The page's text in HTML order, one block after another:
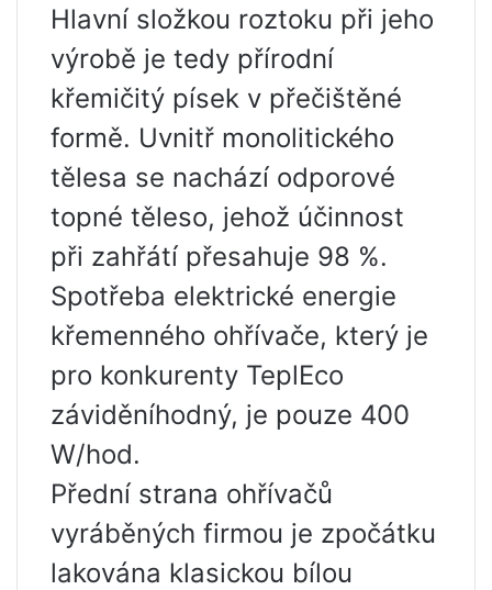
Hlavní složkou roztoku při jeho
výrobě je tedy přírodní
křemičitý písek v přečištěné
formě. Uvnitř monolitického
tělesa se nachází odporové
topné těleso, jehož účinnost
při zahřátí přesahuje 98 %.
Spotřeba elektrické energie
křemenného ohřívače, který je
pro konkurenty TeplEco
záviděníhodný, je pouze 400
W/hod.
Přední strana ohřívačů
vyráběných firmou je zpočátku
lakována klasickou bílou